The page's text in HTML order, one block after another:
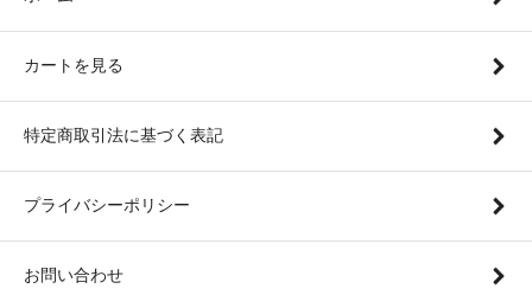
カートを見る
特定商取引法に基づく表記
プライバシーポリシー
お問い合わせ